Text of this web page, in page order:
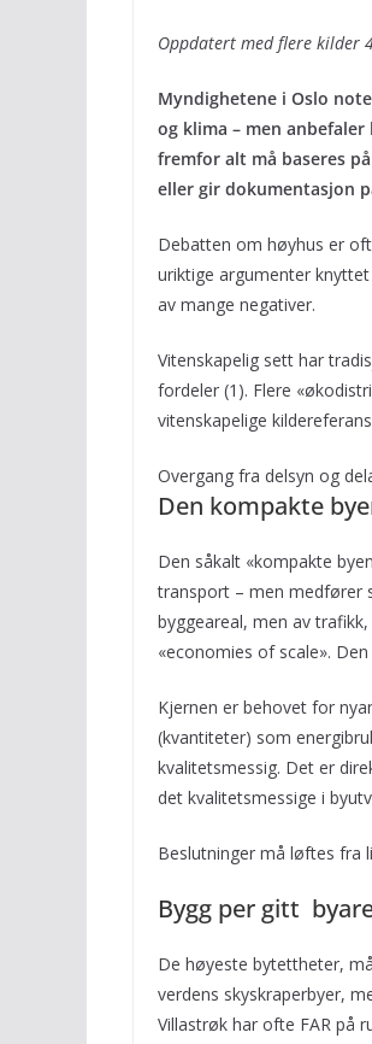
Oppdatert med flere kilder
Myndighetene i Oslo
og klima – men
fremfor alt må baseres
eller gir dokumentasjon
Debatten om høyhus er
uriktige argumenter
av mange negativer.
Vitenskapelig sett har
fordeler (1). Flere
vitenskapelige
Overgang fra delsyn og
Den kompakte
Den såkalt «kompakte
transport – men medfører
byggeareal, men av
«economies of scale».
Kjernen er behovet for
(kvantiteter) som
kvalitetsmessig. Det er
det kvalitetsmessige i
Beslutninger må løftes fra
Bygg per gitt
De høyeste bytettheter,
verdens skyskraperbyer,
Villastrøk har ofte FAR på